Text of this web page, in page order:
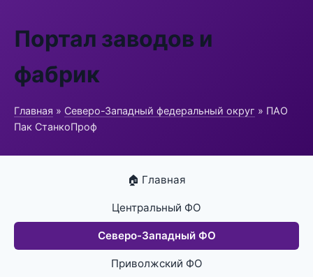
Портал заводов и
фабрик
Главная » Северо-Западный федеральный округ » ПАО
Пак СтанкоПроф
🏠 Главная
Центральный ФО
Северо-Западный ФО
Приволжский ФО